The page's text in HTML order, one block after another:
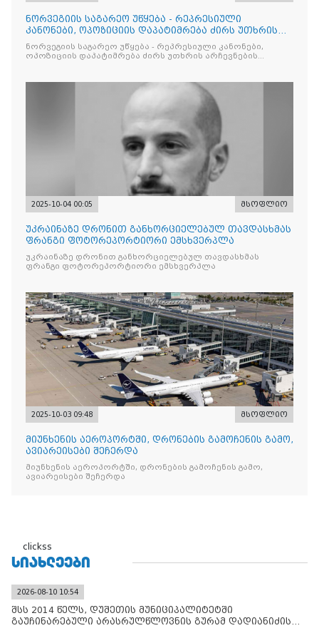
ნორვეგიის საგარეო უწყება - რეპრესიული
კანონები, ოპოზიციის დაპატიმრება ძირს უთხრის
არჩევნების ნდობას
ნორვეგიის საგარეო უწყება - რეპრესიული კანონები,
ოპოზიციის დაპატიმრება ძირს უთხრის არჩევნების
2025-10-04 00:05 მსოფლიო
უკრაინაზე დრონით განხორციელებულ თავდასხმას
ფრანგი ფოტორეპორტიორი ემსხვერპლა
უკრაინაზე დრონით განხორციელებულ თავდასხმას
ფრანგი ფოტორეპორტიორი ემსხვერპლა
2025-10-03 09:48 მსოფლიო
მიუნხენის აეროპორტში, დრონების გამოჩენის გამო,
ავიარეისები შეჩერდა
მიუნხენის აეროპორტში, დრონების გამოჩენის გამო,
ავიარეისები შეჩერდა
clickss
ᲡᲘᲐᲮᲚᲔᲔᲑᲘ
2026-08-10 10:54
შსს 2014 წელს, დუშეთის მუნიციპალიტეტში
გაუჩინარებული არასრულწლოვნის გურამ დადიანიძის